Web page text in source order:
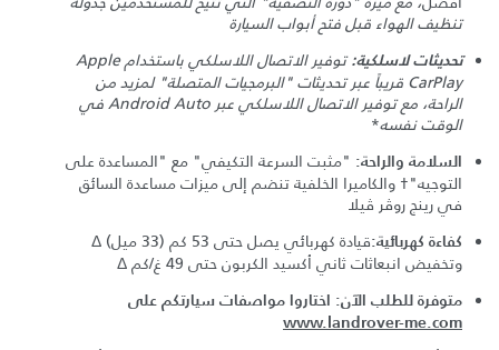
تنظيف الهواء قبل فتح أبواب السيارة
تحديثات لاسلكية:
توفير الاتصال اللاسلكي باستخدام Apple
CarPlay قريباً عبر تحديثات "البرمجيات المتصلة" لمزيد من
الراحة
، مع توفير الاتصال اللاسلكي عبر Android Auto في
الوقت نفسه*
السلامة والراحة: "مثبت السرعة التكيفي" مع "المساعدة على
التوجيه"† والكاميرا الخلفية تنضم إلى ميزات مساعدة السائق
في رينج روڤر ڤيلا
كفاءة كهربائية:
قيادة كهربائي يصل حتى 53 كم (33 ميل) Δ
وتخفيض انبعاثات ثاني أكسيد الكربون حتى 49 غ/كم Δ
متوفرة للطلب الآن: اختاروا مواصفات سيارتكم على
www.landrover-me.com